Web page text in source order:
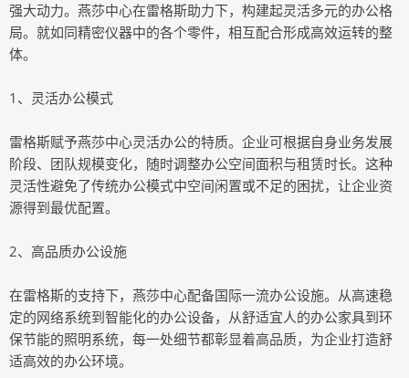
强大动力。燕莎中心在雷格斯助力下，构建起灵活多元的办公格
局。就如同精密仪器中的各个零件，相互配合形成高效运转的整
体。
1、灵活办公模式
雷格斯赋予燕莎中心灵活办公的特质。企业可根据自身业务发展
阶段、团队规模变化，随时调整办公空间面积与租赁时长。这种
灵活性避免了传统办公模式中空间闲置或不足的困扰，让企业资
源得到最优配置。
2、高品质办公设施
在雷格斯的支持下，燕莎中心配备国际一流办公设施。从高速稳
定的网络系统到智能化的办公设备，从舒适宜人的办公家具到环
保节能的照明系统，每一处细节都彰显着高品质，为企业打造舒
适高效的办公环境。